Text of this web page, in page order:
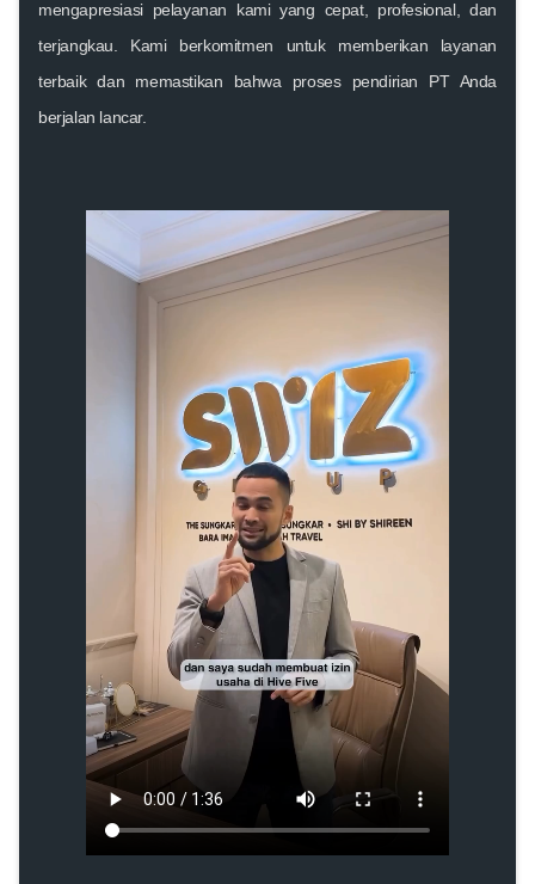
mengapresiasi pelayanan kami yang cepat, profesional, dan
terjangkau. Kami berkomitmen untuk memberikan layanan
terbaik dan memastikan bahwa proses pendirian PT Anda
berjalan lancar.